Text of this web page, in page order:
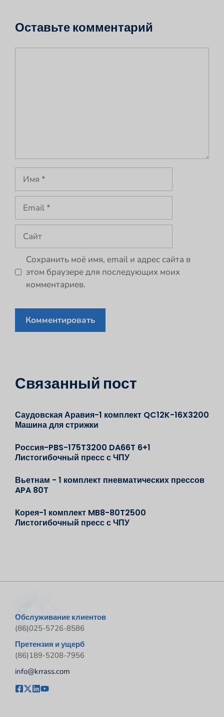
Оставьте комментарий
Имя
Email
Сайт
Сохранить моё имя, email и адрес сайта в
этом браузере для последующих моих
комментариев.
Связанный пост
Саудовская Аравия-1 комплект QC12K-16X3200
Машина для стрижки
Россия-PBS-175T3200 DA66T 6+1
Листогибочный пресс с ЧПУ
Вьетнам - 1 комплект пневматических прессов
APA 80T
Корея-1 комплект MB8-80T2500
Листогибочный пресс с ЧПУ
Обслуживание клиентов
(86)025-5726-8586
Претензия и ущерб
(86)189-5208-7956
info@krrass.com